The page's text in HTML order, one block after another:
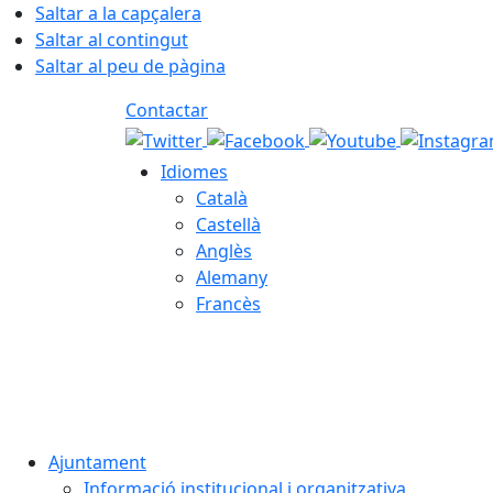
Saltar a la capçalera
Saltar al contingut
Saltar al peu de pàgina
Contactar
Idiomes
Català
Castellà
Anglès
Alemany
Francès
Ajuntament